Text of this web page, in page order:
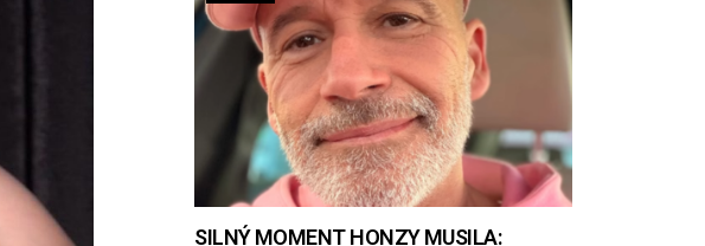
SILNÝ MOMENT HONZY MUSILA: